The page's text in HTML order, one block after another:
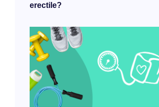
erectile?